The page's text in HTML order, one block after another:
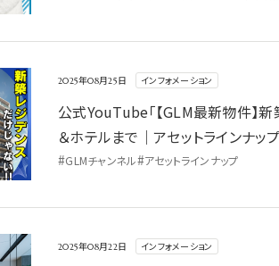
2025年08月25日 インフォメーション
公式YouTube「【GLM最新物件】
＆ホテルまで｜アセットラインナッ
#GLMチャンネル#アセットラインナップ
2025年08月22日 インフォメーション